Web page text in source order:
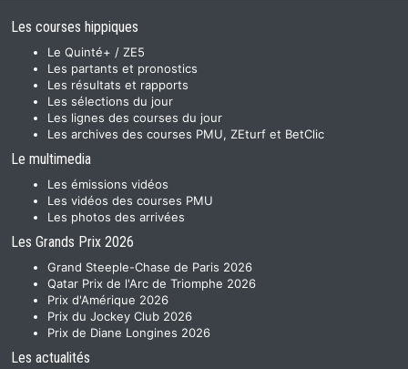
Les courses hippiques
Le Quinté+ / ZE5
Les partants et pronostics
Les résultats et rapports
Les sélections du jour
Les lignes des courses du jour
Les archives des courses PMU, ZEturf et BetClic
Le multimedia
Les émissions vidéos
Les vidéos des courses PMU
Les photos des arrivées
Les Grands Prix 2026
Grand Steeple-Chase de Paris 2026
Qatar Prix de l'Arc de Triomphe 2026
Prix d'Amérique 2026
Prix du Jockey Club 2026
Prix de Diane Longines 2026
Les actualités